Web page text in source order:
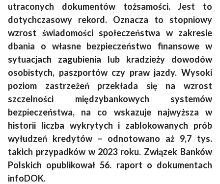
utraconych dokumentów tożsamości. Jest to
dotychczasowy rekord. Oznacza to stopniowy
wzrost świadomości społeczeństwa w zakresie
dbania o własne bezpieczeństwo finansowe w
sytuacjach zagubienia lub kradzieży dowodów
osobistych, paszportów czy praw jazdy. Wysoki
poziom zastrzeżeń przekłada się na wzrost
szczelności międzybankowych systemów
bezpieczeństwa, na co wskazuje najwyższa w
historii liczba wykrytych i zablokowanych prób
wyłudzeń kredytów – odnotowano aż 9,7 tys.
takich przypadków w 2023 roku. Związek Banków
Polskich opublikował 56. raport o dokumentach
infoDOK.